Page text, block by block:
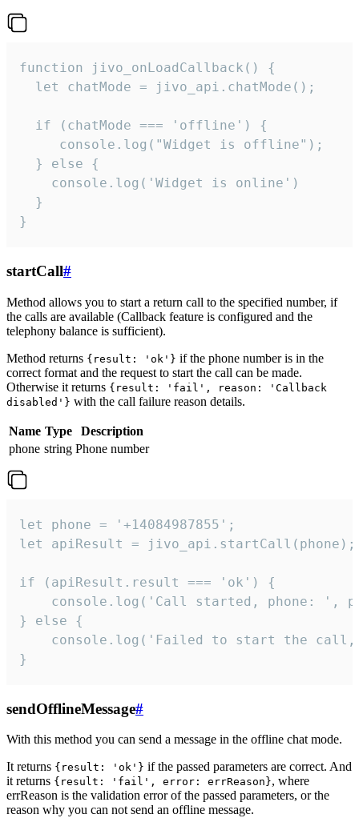
function jivo_onLoadCallback() {
  let chatMode = jivo_api.chatMode();
  if (chatMode === 'offline') {
     console.log("Widget is offline");
  } else {
    console.log('Widget is online')
  }
}
startCall#
Method allows you to start a return call to the specified number, if
the calls are available (Callback feature is configured and the
telephony balance is sufficient).
Method returns {result: 'ok'} if the phone number is in the
correct format and the request to start the call can be made.
Otherwise it returns {result: 'fail', reason: 'Callback
disabled'} with the call failure reason details.
Name Type
Description
phone string Phone number
let phone = '+14084987855';
let apiResult = jivo_api.startCall(phone);
if (apiResult.result === 'ok') {
console.log('Call started, phone: ',
} else {
console.log('Failed to start the
}
sendOfflineMessage#
With this method you can send a message in the offline chat mode.
It returns {result: 'ok'} if the passed parameters are correct. And
it returns {result: 'fail', error: errReason}, where
errReason is the validation error of the passed parameters, or the
reason why you can not send an offline message.